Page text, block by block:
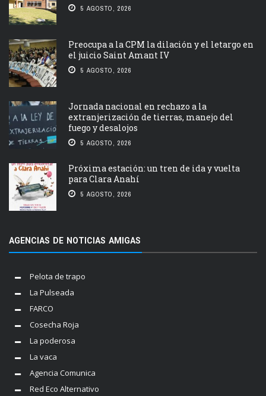
5 AGOSTO, 2026
Preocupa a la CPM la dilación y el letargo en
el juicio Saint Amant IV
5 AGOSTO, 2026
Jornada nacional en rechazo a la
extranjerización de tierras, manejo del
fuego y desalojos
5 AGOSTO, 2026
Próxima estación: un tren de ida y vuelta
para Clara Anahí
5 AGOSTO, 2026
AGENCIAS DE NOTICIAS AMIGAS
Pelota de trapo
La Pulseada
FARCO
Cosecha Roja
La poderosa
La vaca
Agencia Comunica
Red Eco Alternativo